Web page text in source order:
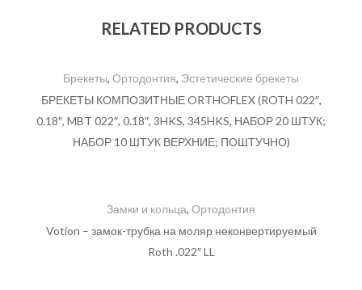
RELATED PRODUCTS
Брекеты, Ортодонтия, Эстетические брекеты
БРЕКЕТЫ КОМПОЗИТНЫЕ ORTHOFLEX (ROTH 022″,
0.18″, MBT 022″, 0.18″, 3HKS, 345HKS, НАБОР 20 ШТУК;
НАБОР 10 ШТУК ВЕРХНИЕ; ПОШТУЧНО)
Замки и кольца, Ортодонтия
Votion – замок-трубка на моляр неконвертируемый
Roth .022″ LL